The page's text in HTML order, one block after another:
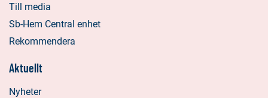
Till media
Sb-Hem Central enhet
Rekommendera
Aktuellt
Nyheter